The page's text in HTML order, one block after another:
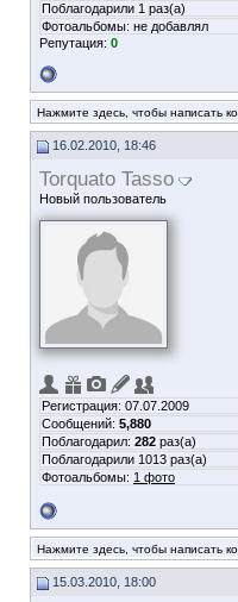
Поблагодарили 1 раз(а)
Фотоальбомы: не добавлял
Репутация: 0
Нажмите здесь, чтобы написать
16.02.2010, 18:46
Torquato Tasso
Новый пользователь
Регистрация: 07.07.2009
Сообщений: 5,880
Поблагодарил: 282 раз(а)
Поблагодарили 1013 раз(а)
Фотоальбомы: 1 фото
Нажмите здесь, чтобы написать
15.03.2010, 18:00